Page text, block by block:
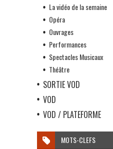
La vidéo de la semaine
Opéra
Ouvrages
Performances
Spectacles Musicaux
Théâtre
SORTIE VOD
VOD
VOD / PLATEFORME
MOTS-CLEFS